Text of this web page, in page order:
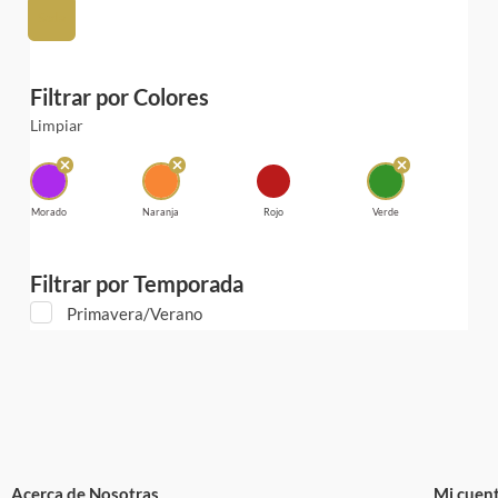
Filtrar por Colores
Limpiar
Morado Naranja Rojo Verde
Filtrar por Temporada
Primavera/Verano
Acerca de Nosotras Mi